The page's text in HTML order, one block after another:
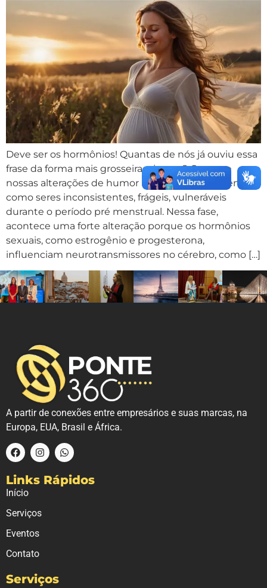
Deve ser os hormônios! Quantas de nós já ouviu essa
frase da forma mais grosseira e jocosa? Como se
nossas alterações de humor nos definisse somente
como seres inconsistentes, frágeis, vulneráveis
durante o período pré menstrual. Nessa fase,
acontece uma forte alteração porque os hormônios
sexuais, como estrogênio e progesterona,
influenciam neurotransmissores no cérebro, como […]
A partir de conexões entre empresários e suas marcas, na
Europa, EUA, Brasil e África.
Links Rápidos
Início
Serviços
Eventos
Contato
Serviços